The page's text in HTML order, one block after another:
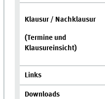
Klausur / Nachklausur
(Termine und
Klausureinsicht)
Links
Downloads